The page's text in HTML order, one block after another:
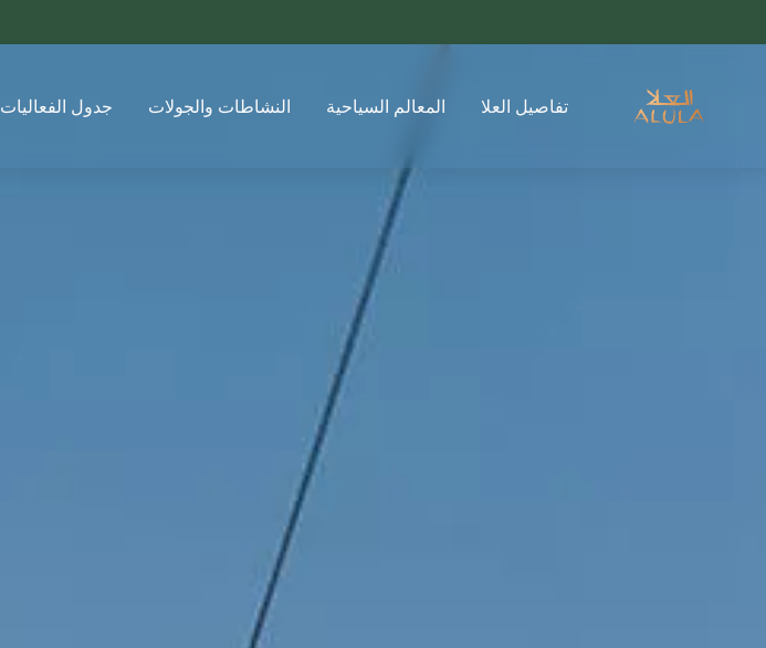
تفاصيل العلا المعالم السياحية النشاطات والجولات جدول الفعاليات